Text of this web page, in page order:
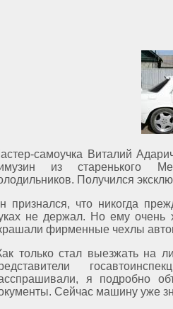
самоучка Виталий
из старенького
Получился
признался, что никогда
не держал. Но ему очень
фирменные чехлы
только стал выезжать на
я подробно
Сейчас машину уже